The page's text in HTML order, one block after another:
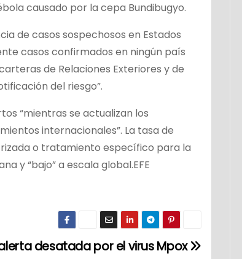
causado por la cepa Bundibugyo.
de casos sospechosos en Estados
casos confirmados en ningún país
de Relaciones Exteriores y de
del riesgo”.
“mientras se actualizan los
internacionales”. La tasa de
o tratamiento específico para la
y “bajo” a escala global.EFE
desatada por el virus Mpox